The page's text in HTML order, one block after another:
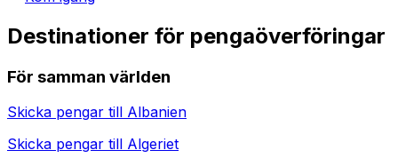
Destinationer för pengaöverföringar
För samman världen
Skicka pengar till Albanien
Skicka pengar till Algeriet